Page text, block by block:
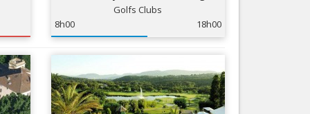
Services
Tourisme, ...
Nice Aéroport
Golfs Clubs
8h00
18h00